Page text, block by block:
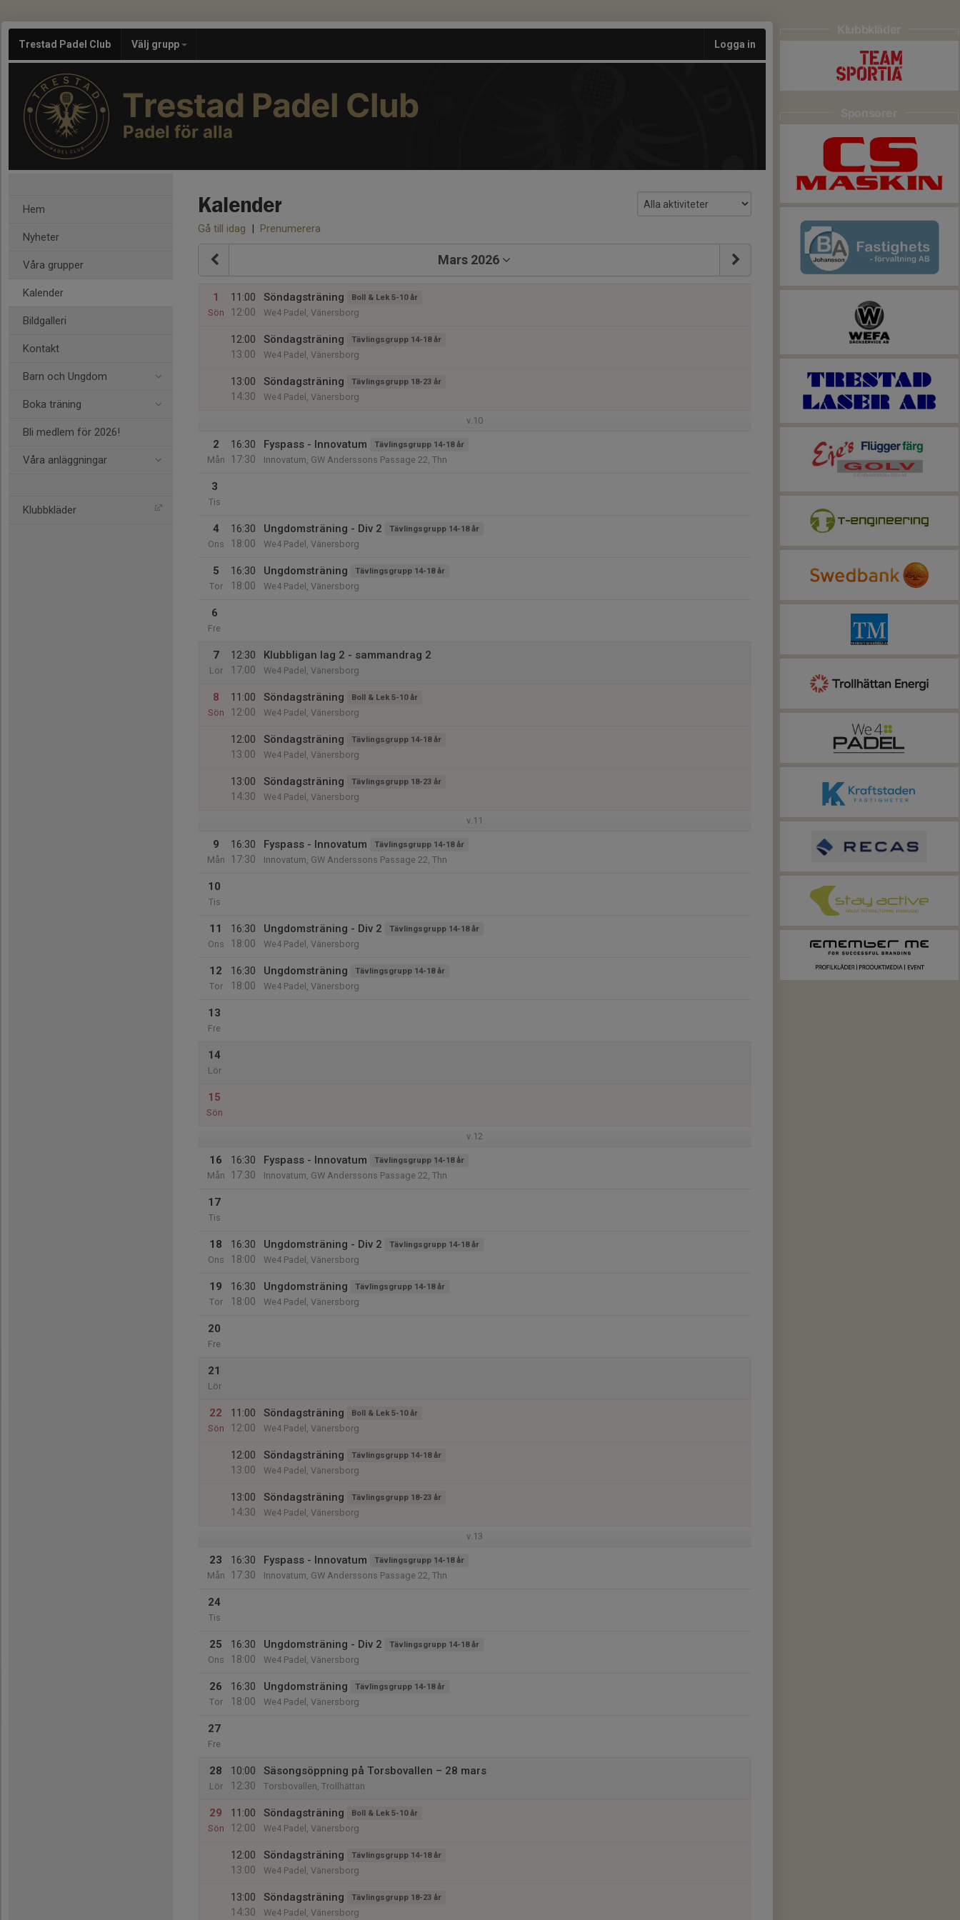
Trestad Padel Club Välj grupp Logga in
Trestad Padel Club
Padel för alla
Hem
Nyheter
Våra grupper
Kalender
Bildgalleri
Kontakt
Barn och Ungdom
Boka träning
Bli medlem för 2026!
Våra anläggningar
Klubbkläder
Kalender
Gå till idag | Prenumerera
Mars 2026
1
Sön
11:00
12:00
Söndagsträning Boll & Lek 5-10 år
We4 Padel, Vänersborg
12:00
13:00
Söndagsträning Tävlingsgrupp 14-18 år
We4 Padel, Vänersborg
13:00
14:30
Söndagsträning Tävlingsgrupp 18-23 år
We4 Padel, Vänersborg
v.10
2
Mån
16:30
17:30
Fyspass - Innovatum Tävlingsgrupp 14-18 år
Innovatum, GW Anderssons Passage 22, Thn
3
Tis
4
Ons
16:30
18:00
Ungdomsträning - Div 2 Tävlingsgrupp 14-18 år
We4 Padel, Vänersborg
5
Tor
16:30
18:00
Ungdomsträning Tävlingsgrupp 14-18 år
We4 Padel, Vänersborg
6
Fre
7
Lör
12:30
17:00
Klubbligan lag 2 - sammandrag 2
We4 Padel, Vänersborg
8
Sön
11:00
12:00
Söndagsträning Boll & Lek 5-10 år
We4 Padel, Vänersborg
12:00
13:00
Söndagsträning Tävlingsgrupp 14-18 år
We4 Padel, Vänersborg
13:00
14:30
Söndagsträning Tävlingsgrupp 18-23 år
We4 Padel, Vänersborg
v.11
9
Mån
16:30
17:30
Fyspass - Innovatum Tävlingsgrupp 14-18 år
Innovatum, GW Anderssons Passage 22, Thn
10
Tis
11
Ons
16:30
18:00
Ungdomsträning - Div 2 Tävlingsgrupp 14-18 år
We4 Padel, Vänersborg
12
Tor
16:30
18:00
Ungdomsträning Tävlingsgrupp 14-18 år
We4 Padel, Vänersborg
13
Fre
14
Lör
15
Sön
v.12
16
Mån
16:30
17:30
Fyspass - Innovatum Tävlingsgrupp 14-18 år
Innovatum, GW Anderssons Passage 22, Thn
17
Tis
18
Ons
16:30
18:00
Ungdomsträning - Div 2 Tävlingsgrupp 14-18 år
We4 Padel, Vänersborg
19
Tor
16:30
18:00
Ungdomsträning Tävlingsgrupp 14-18 år
We4 Padel, Vänersborg
20
Fre
21
Lör
22
Sön
11:00
12:00
Söndagsträning Boll & Lek 5-10 år
We4 Padel, Vänersborg
12:00
13:00
Söndagsträning Tävlingsgrupp 14-18 år
We4 Padel, Vänersborg
13:00
14:30
Söndagsträning Tävlingsgrupp 18-23 år
We4 Padel, Vänersborg
v.13
23
Mån
16:30
17:30
Fyspass - Innovatum Tävlingsgrupp 14-18 år
Innovatum, GW Anderssons Passage 22, Thn
24
Tis
25
Ons
16:30
18:00
Ungdomsträning - Div 2 Tävlingsgrupp 14-18 år
We4 Padel, Vänersborg
26
Tor
16:30
18:00
Ungdomsträning Tävlingsgrupp 14-18 år
We4 Padel, Vänersborg
27
Fre
28
Lör
10:00
12:30
Säsongsöppning på Torsbovallen – 28 mars
Torsbovallen, Trollhättan
29
Sön
11:00
12:00
Söndagsträning Boll & Lek 5-10 år
We4 Padel, Vänersborg
12:00
13:00
Söndagsträning Tävlingsgrupp 14-18 år
We4 Padel, Vänersborg
13:00
14:30
Söndagsträning Tävlingsgrupp 18-23 år
We4 Padel, Vänersborg